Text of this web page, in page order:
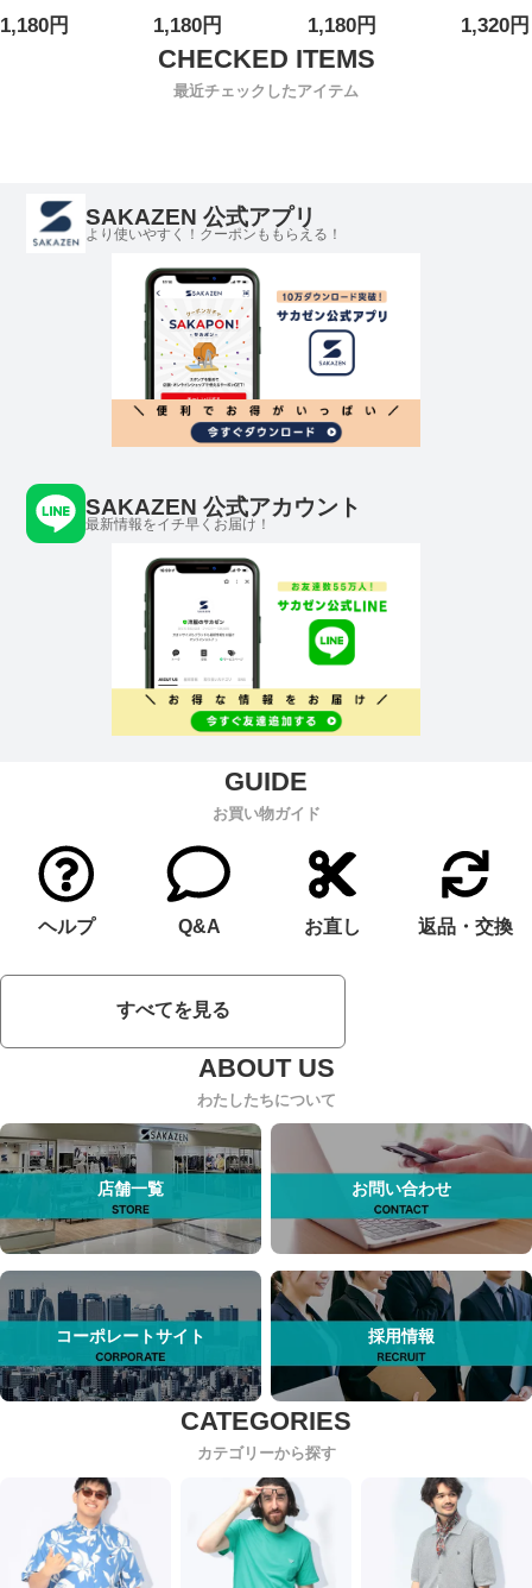
ト ラウンド サン
グラス ユニセック
1,180円
ト 黒縁ウェリント
ン サングラス ユ
ニセックス ウェリ
ントン カラーレン
ズ アイウェア 伊
1,180円
ト ティアドロップ
サングラス ユニセ
ックス アイウェア
紫外線対策
PY1165
1,180円
ト フチ
レス 細
1,320円
最近チェックしたアイテム
SAKAZEN 公式アプリ
より使いやすく！クーポンももらえる！
SAKAZEN 公式アカウント
最新情報をイチ早くお届け！
お買い物ガイド
ヘルプ Q&A お直し 返品・交換
すべてを見る
わたしたちについて
店舗一覧 お問い合わせ
コーポレートサイト 採用情報
カテゴリーから探す